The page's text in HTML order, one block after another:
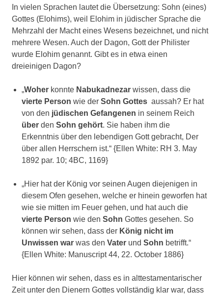
In vielen Sprachen lautet die Übersetzung: Sohn (eines)
Gottes (Elohims), weil Elohim in jüdischer Sprache die
Mehrzahl der Macht eines Wesens bezeichnet, und nicht
mehrere Wesen. Auch der Dagon, Gott der Philister
wurde Elohim genannt. Gibt es in etwa einen
dreieinigen Dagon?
„Woher konnte Nabukadnezar wissen, dass die
vierte Person wie der Sohn Gottes aussah? Er hat
von den jüdischen Gefangenen in seinem Reich
über den Sohn gehört. Sie haben ihm die
Erkenntnis über den lebendigen Gott gebracht, Der
über allen Herrschern ist.“ {Ellen White: RH 3. May
1892 par. 10; 4BC, 1169}
„Hier hat der König vor seinen Augen diejenigen in
diesem Ofen gesehen, welche er hinein geworfen hat
wie sie mitten im Feuer gehen, und hat auch die
vierte Person wie den Sohn Gottes gesehen. So
können wir sehen, dass der König nicht im
Unwissen war was den Vater und Sohn betrifft.“
{Ellen White: Manuscript 44, 22. October 1886}
Hier können wir sehen, dass es in alttestamentarischer
Zeit unter den Dienern Gottes vollständig klar war, dass